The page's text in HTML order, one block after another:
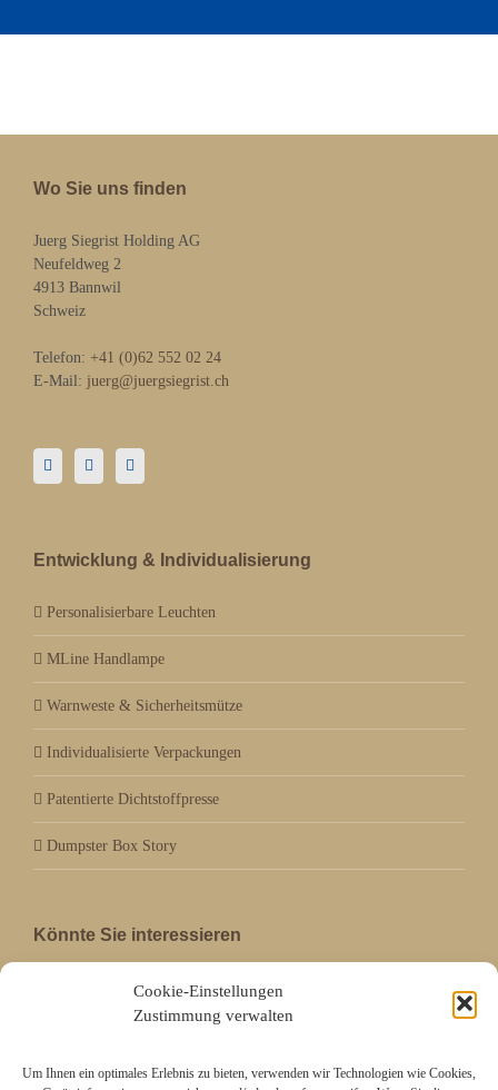
Cookie-Einstellungen
Zustimmung verwalten
Um Ihnen ein optimales Erlebnis zu bieten, verwenden wir Technologien wie Cookies,
Wo Sie uns finden
Juerg Siegrist Holding AG
Neufeldweg 2
4913 Bannwil
Schweiz
Telefon: +41 (0)62 552 02 24
E-Mail: juerg@juergsiegrist.ch
Entwicklung & Individualisierung
Personalisierbare Leuchten
MLine Handlampe
Warnweste & Sicherheitsmütze
Individualisierte Verpackungen
Patentierte Dichtstoffpresse
Dumpster Box Story
Könnte Sie interessieren
Ganzes Sortiment